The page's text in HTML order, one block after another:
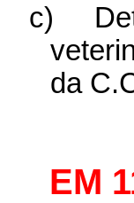
c)
da
EM